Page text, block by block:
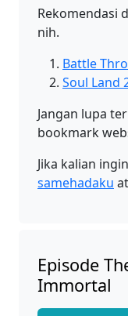
Rekomendasi
nih.
Battle
Soul Land
Jangan lupa
bookmark
Jika kalian
samehadaku
Episode
Immortal